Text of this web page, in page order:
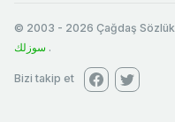
© 2003 - 2026 Çağdaş
سوزلك .
Bizi takip et